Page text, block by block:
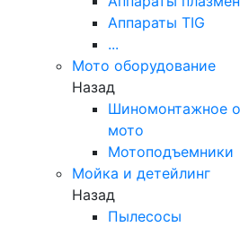
Аппараты TIG
...
Мото оборудование
Назад
Шиномонтажное
мото
Мотоподъемники
Мойка и детейлинг
Назад
Пылесосы